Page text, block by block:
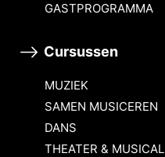
GASTPROGRAMMA
Cursussen
MUZIEK
SAMEN MUSICEREN
DANS
THEATER & MUSICAL